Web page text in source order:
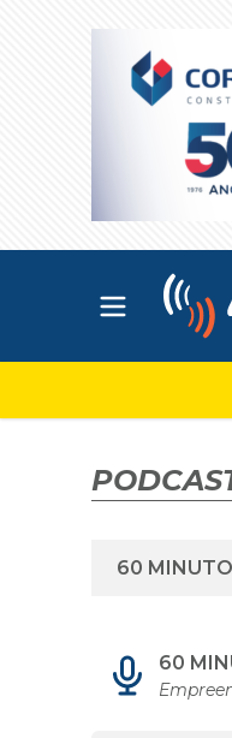
Abrir menu
60